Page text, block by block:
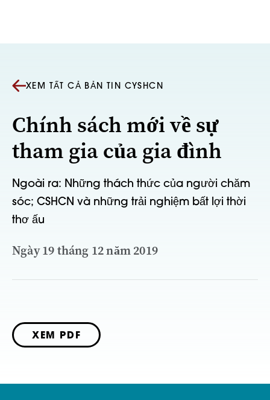
XEM TẤT CẢ BẢN TIN CYSHCN
Chính sách mới về sự
tham gia của gia đình
Ngoài ra: Những thách thức của người chăm
sóc; CSHCN và những trải nghiệm bất lợi thời
thơ ấu
Ngày 19 tháng 12 năm 2019
XEM PDF